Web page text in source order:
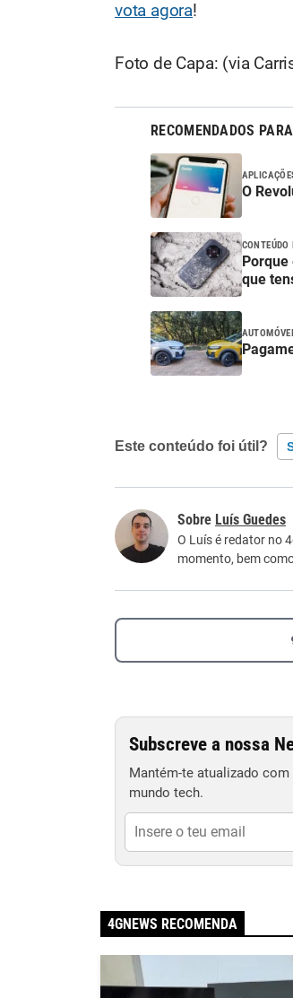
vota agora!
Foto de Capa: (via
RECOMENDADOS
O
CONTEÚDO
que
Este conteúdo foi útil?
Este conteúdo não tem a
Luís Guedes
O Luís é redator no
momento, bem
Subscreve a nossa
Mantém-te atualizado
mundo tech.
4GNEWS RECOMENDA